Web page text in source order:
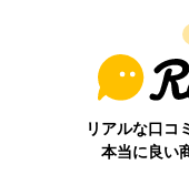
リアルな口コ
本当に良い